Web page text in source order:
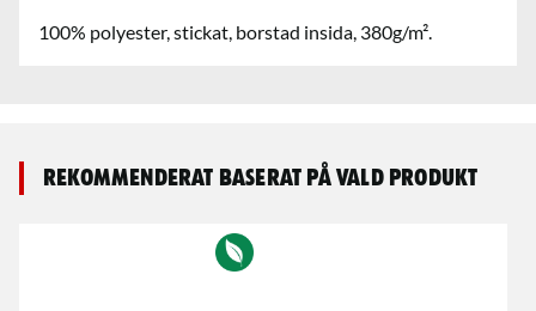
100% polyester, stickat, borstad insida, 380g/m².
Rekommenderat baserat på vald produkt